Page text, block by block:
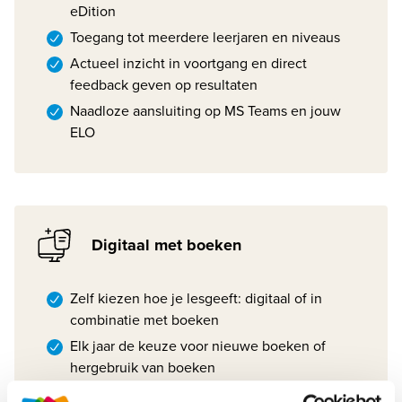
eDition
Toegang tot meerdere leerjaren en niveaus
Actueel inzicht in voortgang en direct
feedback geven op resultaten
Naadloze aansluiting op MS Teams en jouw
ELO
Digitaal met boeken
Zelf kiezen hoe je lesgeeft: digitaal of in
combinatie met boeken
Elk jaar de keuze voor nieuwe boeken of
hergebruik van boeken
Maak gebruik van digitale leeromgeving